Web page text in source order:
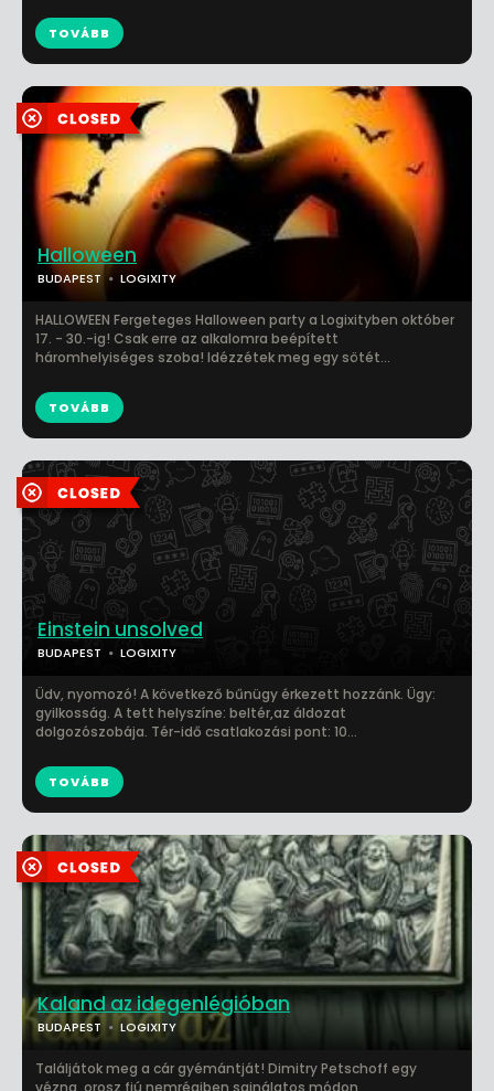
TOVÁBB
Einstein unsolved
BUDAPEST LOGIXITY
Üdv, nyomozó! A következő bűnügy érkezett hozzánk. Ügy:
gyilkosság. A tett helyszíne: beltér,az áldozat
dolgozószobája. Tér-idő csatlakozási pont: 10...
TOVÁBB
Halloween
BUDAPEST LOGIXITY
HALLOWEEN Fergeteges Halloween party a Logixityben október
17. - 30.-ig! Csak erre az alkalomra beépített
háromhelyiséges szoba! Idézzétek meg egy sötét...
TOVÁBB
Kaland az idegenlégióban
BUDAPEST LOGIXITY
Találjátok meg a cár gyémántját! Dimitry Petschoff egy
vézna, orosz fiú nemrégiben sajnálatos módon